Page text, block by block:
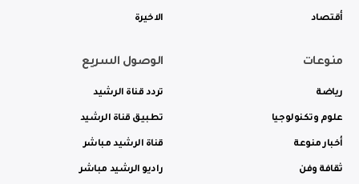
أقتصاد الاخيرة
منوعات
رياضة
علوم وتكنولوجيا
أخبار منوعة
ثقافة وفن
الوصول السريع
تردد قناة الرشيد
تطبيق قناة الرشيد
قناة الرشيد مباشر
راديو الرشيد مباشر